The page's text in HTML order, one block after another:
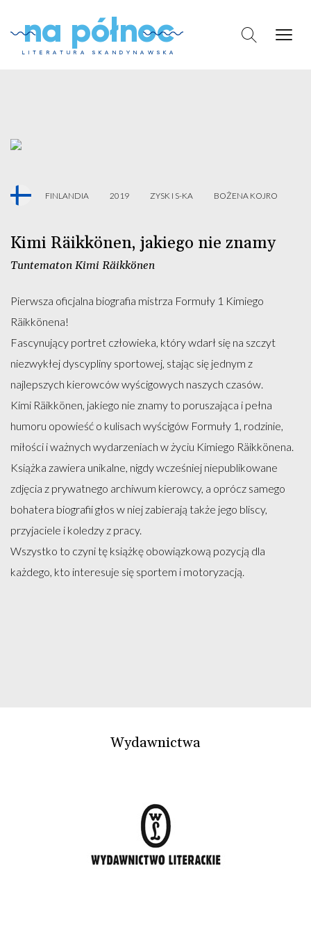
na północ
LITERATURA SKANDYNAWSKA
FINLANDIA 2019 ZYSK I S-KA BOŻENA KOJRO
Kimi Räikkönen, jakiego nie znamy
Tuntematon Kimi Räikkönen
Pierwsza oficjalna biografia mistrza Formuły 1 Kimiego
Räikkönena!
Fascynujący portret człowieka, który wdarł się na szczyt
niezwykłej dyscypliny sportowej, stając się jednym z
najlepszych kierowców wyścigowych naszych czasów.
Kimi Räikkönen, jakiego nie znamy to poruszająca i pełna
humoru opowieść o kulisach wyścigów Formuły 1, rodzinie,
miłości i ważnych wydarzeniach w życiu Kimiego Räikkönena.
Książka zawiera unikalne, nigdy wcześniej niepublikowane
zdjęcia z prywatnego archiwum kierowcy, a oprócz samego
bohatera biografii głos w niej zabierają także jego bliscy,
przyjaciele i koledzy z pracy.
Wszystko to czyni tę książkę obowiązkową pozycją dla
każdego, kto interesuje się sportem i motoryzacją.
Wydawnictwa